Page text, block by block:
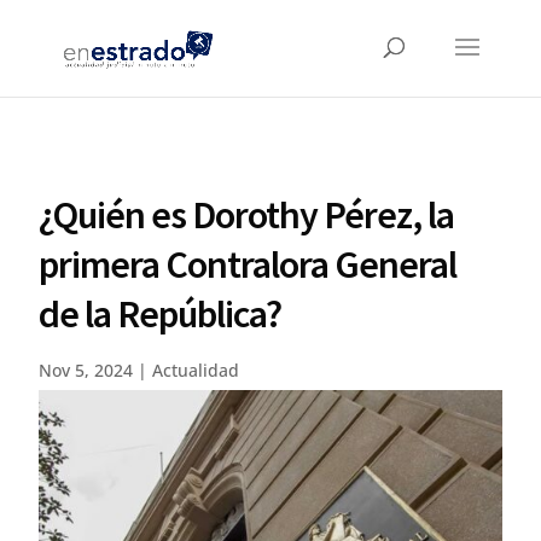
¿Quién es Dorothy Pérez, la
primera Contralora General
de la República?
Nov 5, 2024 |Actualidad